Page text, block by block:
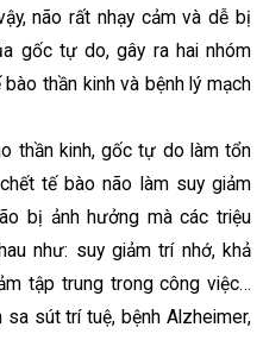
não rất nhạy cảm và dễ bị
gốc tự do, gây ra hai nhóm
thần kinh và bệnh lý mạch
thần kinh, gốc tự do làm tổn
tế bào não làm suy giảm
bị ảnh hưởng mà các triệu
như: suy giảm trí nhớ, khả
tập trung trong công việc…
sa sút trí tuệ, bệnh Alzheimer,